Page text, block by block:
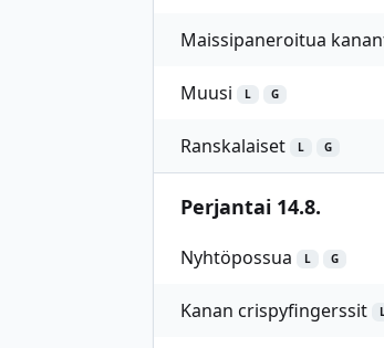
Maissipaneroitua
Muusi L G
Ranskalaiset L G
Perjantai 14.8.
Nyhtöpossua L G
Kanan crispyfingerssit